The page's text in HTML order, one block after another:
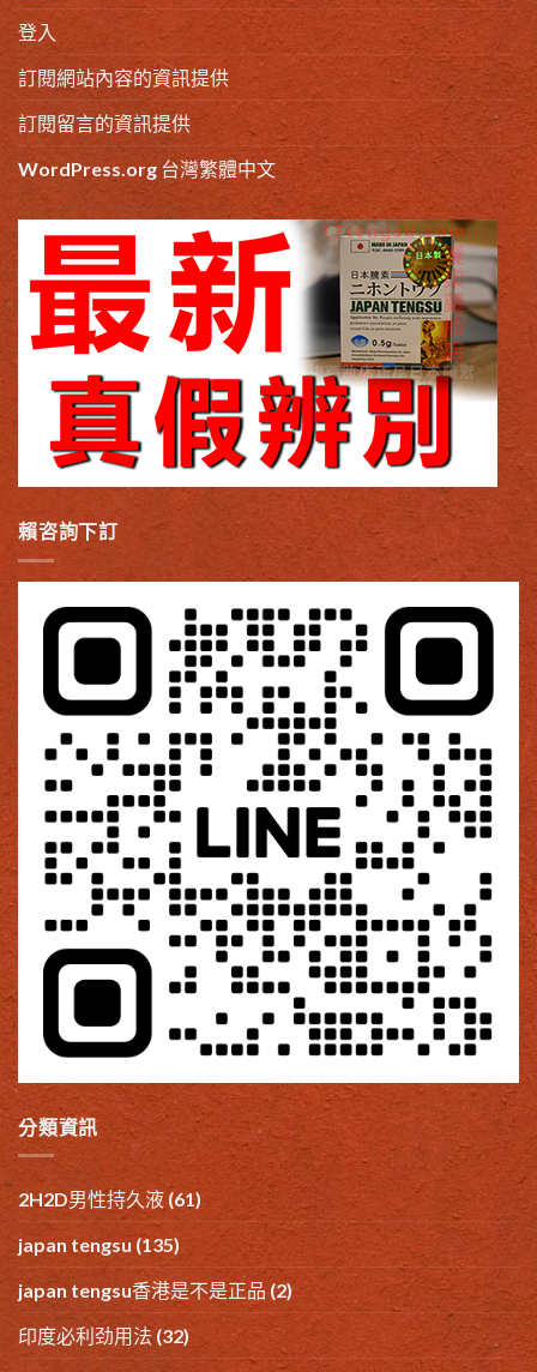
登入
訂閱網站內容的資訊提供
訂閱留言的資訊提供
WordPress.org 台灣繁體中文
賴咨詢下訂
分類資訊
2H2D男性持久液 (61)
japan tengsu (135)
japan tengsu香港是不是正品 (2)
印度必利劲用法(32)